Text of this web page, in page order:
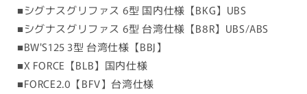
■シグナスグリファス 6型 国内仕様【BKG】UBS
■シグナスグリファス 6型 台湾仕様【B8R】UBS/ABS
■BW'S125 3型 台湾仕様【BBJ】
■X FORCE【BLB】国内仕様
■FORCE2.0【BFV】台湾仕様